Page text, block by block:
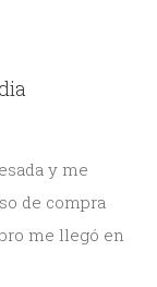
y me
de compra
me llegó en